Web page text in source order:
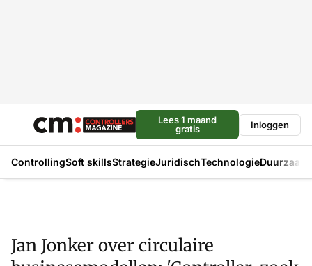
Lees 1 maand
gratis
Inloggen
ControllingSoft skillsStrategieJuridischTechnologie
Jan Jonker over circulaire